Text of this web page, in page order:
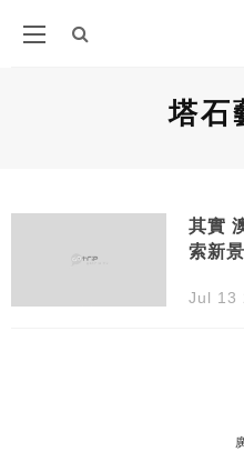
塔石
其實
索新
Jul 13